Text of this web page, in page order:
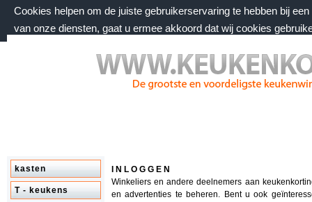
Cookies helpen om de juiste gebruikerservaring te hebben bij
van onze diensten, gaat u ermee akkoord dat wij cookies
zaterdag 8 augustus 2026, 14:24 uur
Welkom bij keukenkorting.nl
kasten
T - keukens
I N L O G G E N
Winkeliers en andere deelnemers aan
en advertenties te beheren. Bent u ook